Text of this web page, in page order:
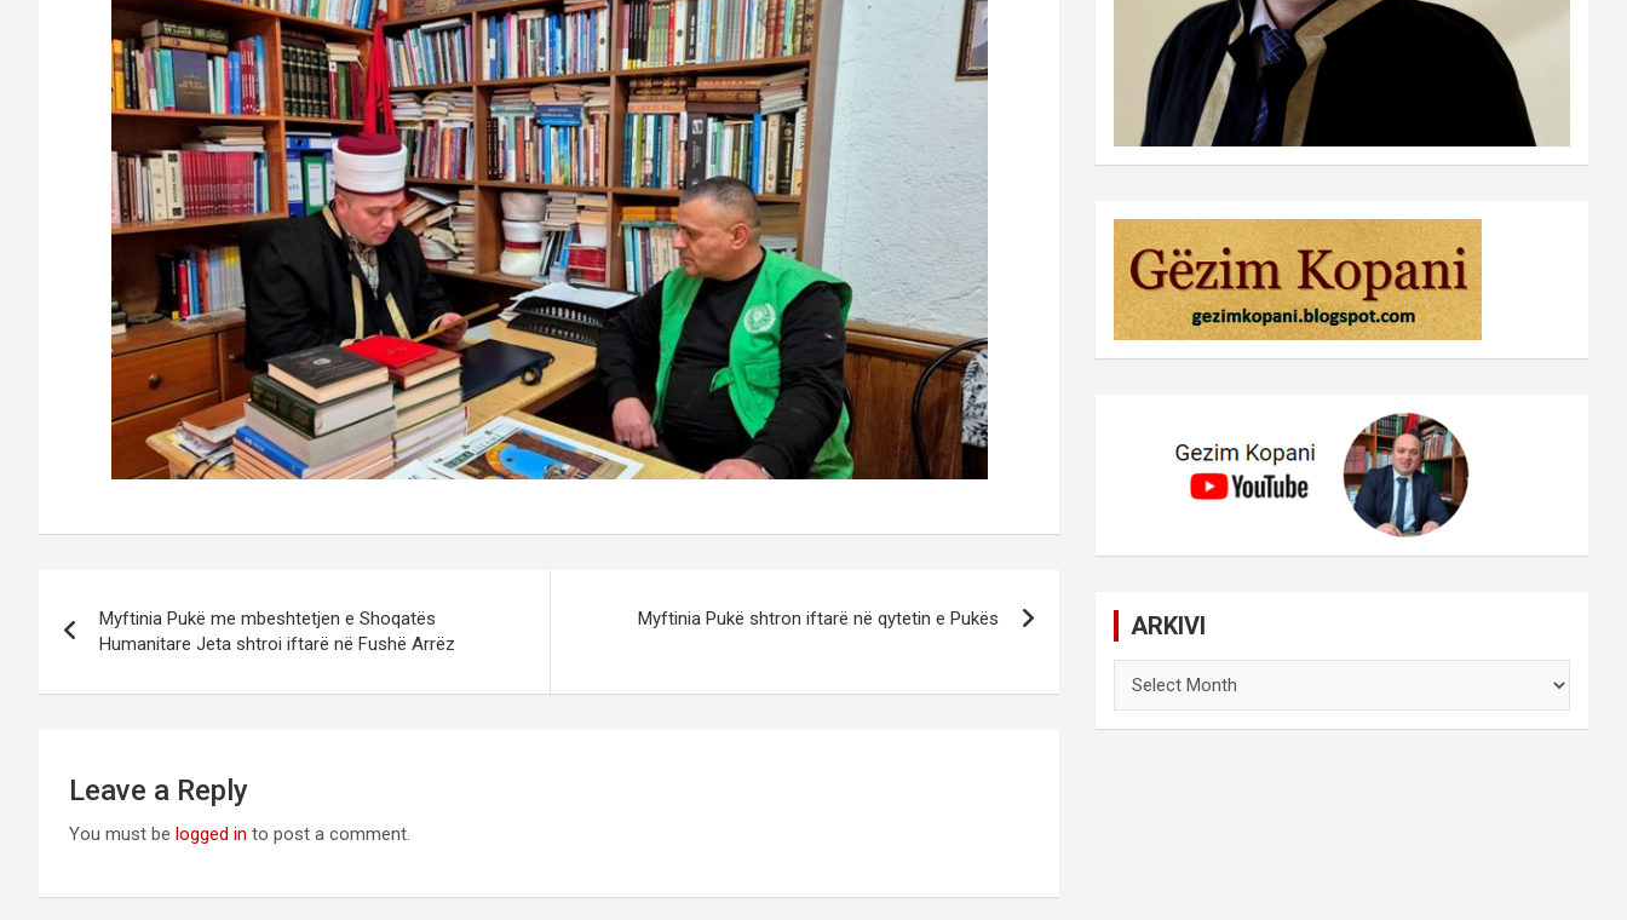
navigation
Myftinia Pukë me mbeshtetjen e Shoqatës
Humanitare Jeta shtroi iftarë në Fushë Arrëz
Myftinia Pukë shtron iftarë në qytetin e Pukës
Leave a Reply
You must be logged in to post a comment.
ARKIVI